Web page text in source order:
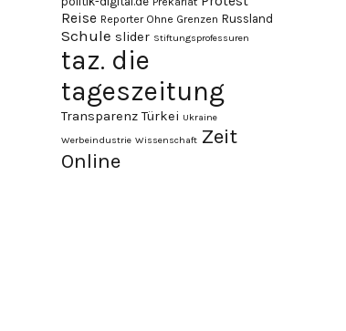
Reise Reporter Ohne Grenzen Russland
Schule slider Stiftungsprofessuren
taz. die
tageszeitung
Transparenz Türkei Ukraine
Werbeindustrie Wissenschaft Zeit
Online